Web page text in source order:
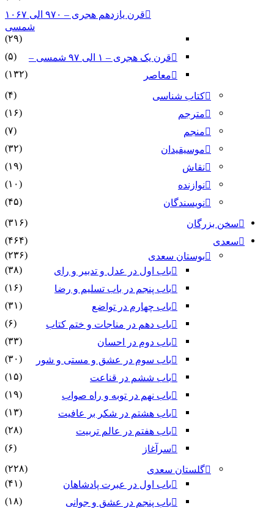
قرن یازدهم هجری – ۹۷۰ الی ۱۰۶۷
شمسی
(۲۹)
قرن یک هجری – ۱ الی ۹۷ شمسی –
(۵)
معاصر
(۱۳۲)
کتاب شناسی
(۴)
مترجم
(۱۶)
منجم
(۷)
موسیقیدان
(۳۲)
نقاش
(۱۹)
نوازنده
(۱۰)
نویسندگان
(۴۵)
سخن بزرگان
(۳۱۶)
سعدی
(۴۶۴)
بوستان سعدی
(۲۳۶)
باب اول در عدل و تدبیر و رای
(۳۸)
باب پنجم در باب تسلیم و رضا
(۱۶)
باب چهارم در تواضع
(۳۱)
باب دهم در مناجات و ختم کتاب
(۶)
باب دوم در احسان
(۳۳)
باب سوم در عشق و مستی و شور
(۳۰)
باب ششم در قناعت
(۱۵)
باب نهم در توبه و راه صواب
(۱۹)
باب هشتم در شکر بر عافیت
(۱۳)
باب هفتم در عالم تربیت
(۲۸)
سرآغاز
(۶)
گلستان سعدی
(۲۲۸)
باب اول در عبرت پادشاهان
(۴۱)
باب پنجم در عشق و جوانى
(۱۸)